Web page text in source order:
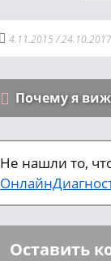
4.11.2015 /24.10.2017
Почему я
Не нашли то,
Оставить